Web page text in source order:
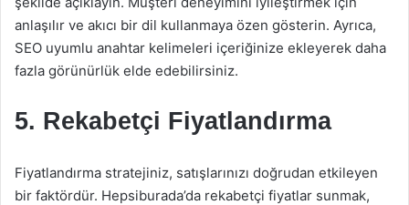
anlaşılır ve akıcı bir dil kullanmaya özen gösterin. Ayrıca,
SEO uyumlu anahtar kelimeleri içeriğinize ekleyerek daha
fazla görünürlük elde edebilirsiniz.
5. Rekabetçi Fiyatlandırma
Fiyatlandırma stratejiniz, satışlarınızı doğrudan etkileyen
bir faktördür. Hepsiburada’da rekabetçi fiyatlar sunmak,